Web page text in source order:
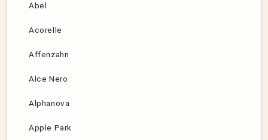
Abel
Acorelle
Affenzahn
Alce Nero
Alphanova
Apple Park